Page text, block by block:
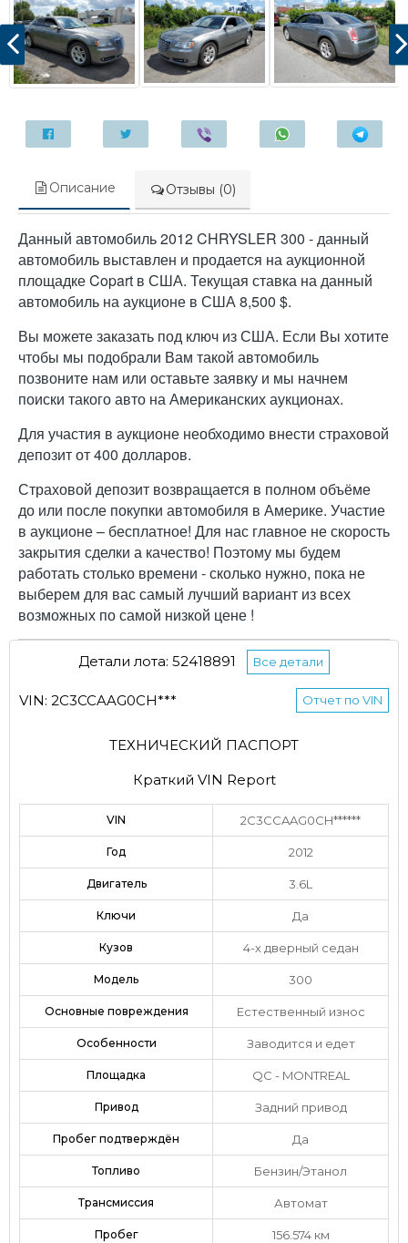
Описание Отзывы (0)
Данный автомобиль 2012 CHRYSLER 300 - данный
автомобиль выставлен и продается на аукционной
площадке Copart в США. Текущая ставка на данный
автомобиль на аукционе в США 8,500 $.
Вы можете заказать под ключ из США. Если Вы хотите
чтобы мы подобрали Вам такой автомобиль
позвоните нам или оставьте заявку и мы начнем
поиски такого авто на Американских аукционах.
Для участия в аукционе необходимо внести страховой
депозит от 400 долларов.
Страховой депозит возвращается в полном объёме
до или после покупки автомобиля в Америке. Участие
в аукционе – бесплатное! Для нас главное не скорость
закрытия сделки а качество! Поэтому мы будем
работать столько времени - сколько нужно, пока не
выберем для вас самый лучший вариант из всех
возможных по самой низкой цене !
Детали лота: 52418891 Все детали
VIN: 2C3CCAAG0CH*** Отчет по VIN
ТЕХНИЧЕСКИЙ ПАСПОРТ
Краткий VIN Report
VIN 2C3CCAAG0CH******
Год 2012
Двигатель 3.6L
Ключи Да
Кузов 4-х дверный седан
Модель 300
Основные повреждения Естественный износ
Особенности Заводится и едет
Площадка QC - MONTREAL
Привод Задний привод
Пробег подтверждён Да
Топливо Бензин/Этанол
Трансмиссия Автомат
Пробег 156.574 км